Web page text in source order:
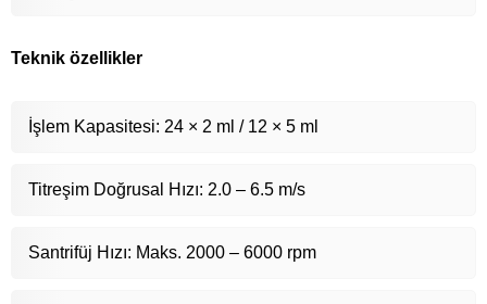
Teknik özellikler
İşlem Kapasitesi: 24 × 2 ml / 12 × 5 ml
Titreşim Doğrusal Hızı: 2.0 – 6.5 m/s
Santrifüj Hızı: Maks. 2000 – 6000 rpm